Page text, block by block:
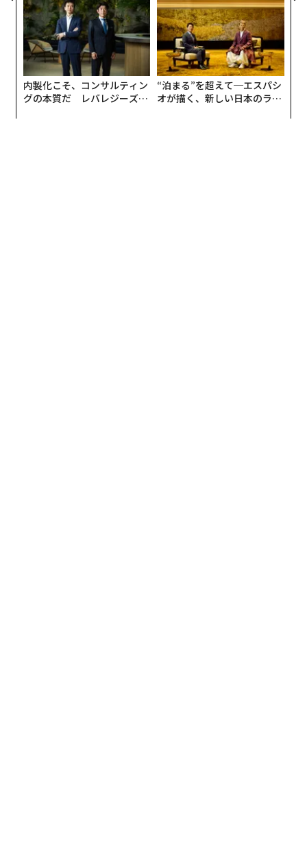
防災一筋20年の答え
内製化こそ、コンサルティン
グの本質だ レバレジーズが
“泊まる”を超えて─エスパシ
オが描く、新しい日本のラグ